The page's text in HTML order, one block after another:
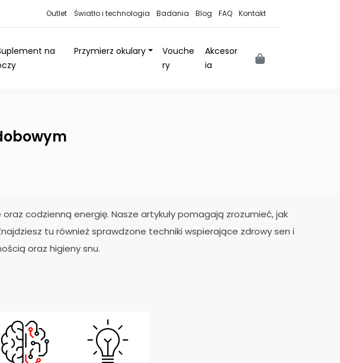
Outlet Światło i technologia Badania Blog FAQ Kontakt
na
Przymierz okulary
Vouche
ry
Akcesor
ia
codzienną energię. Nasze artykuły pomagają zrozumieć, jak
tu również sprawdzone techniki wspierające zdrowy sen i
oraz higieny snu.